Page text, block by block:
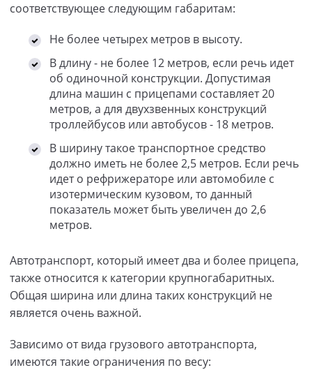
соответствующее следующим габаритам:
Не более четырех метров в высоту.
В длину - не более 12 метров, если речь идет
об одиночной конструкции. Допустимая
длина машин с прицепами составляет 20
метров, а для двухзвенных конструкций
троллейбусов или автобусов - 18 метров.
В ширину такое транспортное средство
должно иметь не более 2,5 метров. Если речь
идет о рефрижераторе или автомобиле с
изотермическим кузовом, то данный
показатель может быть увеличен до 2,6
метров.
Автотранспорт, который имеет два и более прицепа,
также относится к категории крупногабаритных.
Общая ширина или длина таких конструкций не
является очень важной.
Зависимо от вида грузового автотранспорта,
имеются такие ограничения по весу: